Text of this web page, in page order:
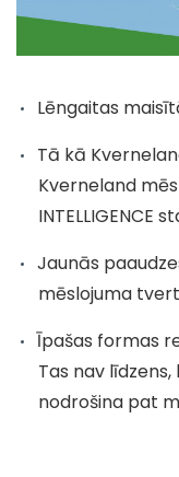
Lēngaitas
Tā kā
Kverneland
INTELLIGENCE
Jaunās
mēslojuma
Īpašas formas
Tas nav
nodrošina pat